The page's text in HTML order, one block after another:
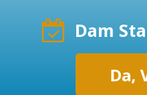
Da,
Dam